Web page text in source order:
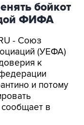
бойкот
ФИФА
- Союз
(УЕФА)
к
и потому
в